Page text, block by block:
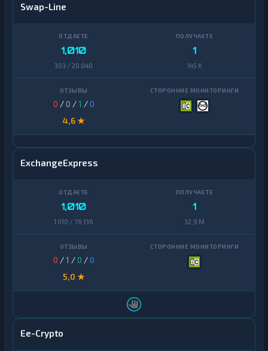
Swap-Line
1,010
303 / 20 040
1
145 K
0 / 0 /1 /0
4,6 ★
ExchangeExpress
1,010
1 010 / 76 136
1
32,9 M
0 /1 /0 /0
5,0 ★
Ee-Crypto